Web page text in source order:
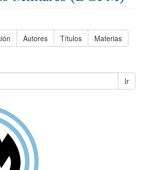
Autores Títulos Materias
Ir